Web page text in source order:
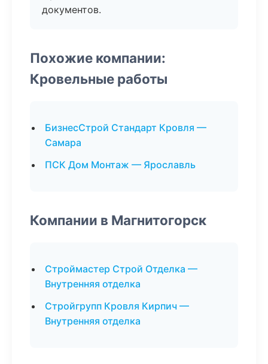
документов.
Похожие компании:
Кровельные работы
БизнесСтрой Стандарт Кровля —
Самара
ПСК Дом Монтаж — Ярославль
Компании в Магнитогорск
Строймастер Строй Отделка —
Внутренняя отделка
Стройгрупп Кровля Кирпич —
Внутренняя отделка